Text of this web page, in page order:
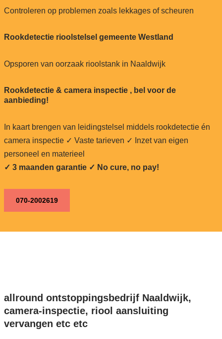
Controleren op problemen zoals lekkages of scheuren
Rookdetectie rioolstelsel gemeente Westland
Opsporen van oorzaak rioolstank in Naaldwijk
Rookdetectie & camera inspectie , bel voor de
aanbieding!
In kaart brengen van leidingstelsel middels rookdetectie én
camera inspectie ✓ Vaste tarieven ✓ Inzet van eigen
personeel en materieel
✓ 3 maanden garantie ✓ No cure, no pay!
070-2002619
allround ontstoppingsbedrijf Naaldwijk,
camera-inspectie, riool aansluiting
vervangen etc etc